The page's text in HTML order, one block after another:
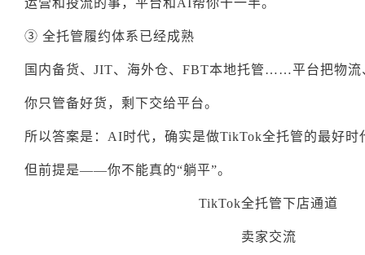
运营和投流的事，平台和AI帮你干一半。
③ 全托管履约体系已经成熟
国内备货、JIT、海外仓、FBT本地托管……平台把物流
你只管备好货，剩下交给平台。
所以答案是：AI时代，确实是做TikTok全托管的最好
但前提是——你不能真的“躺平”。
TikTok全托管下店通道
卖家交流